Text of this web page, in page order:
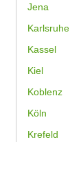
Jena
Karlsruhe
Kassel
Kiel
Koblenz
Köln
Krefeld